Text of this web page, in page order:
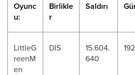
Oyunc
u:
Birlikle
r
Saldırı
LittleG
reenM
en
DIS
15.604.
640
192